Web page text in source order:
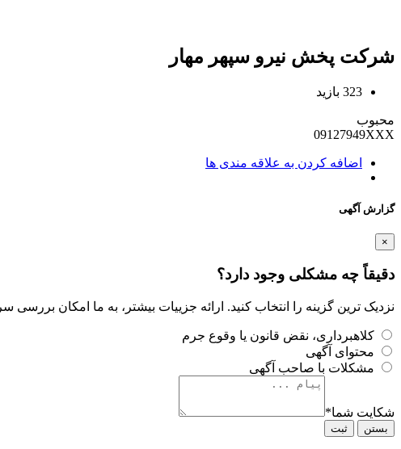
شرکت پخش نیرو سپهر مهار
323 بازید
محبوب
09127949XXX
اضافه کردن به علاقه مندی ها
گزارش آگهی
×
دقیقاً چه مشکلی وجود دارد؟
نزدیک ترین گزینه را انتخاب کنید. ارائه جزییات بیشتر، به ما امکان
کلاهبرداری، نقض قانون یا وقوع جرم
محتوای آگهی
مشکلات با صاحب آگهی
شکایت شما*
بستن ثبت